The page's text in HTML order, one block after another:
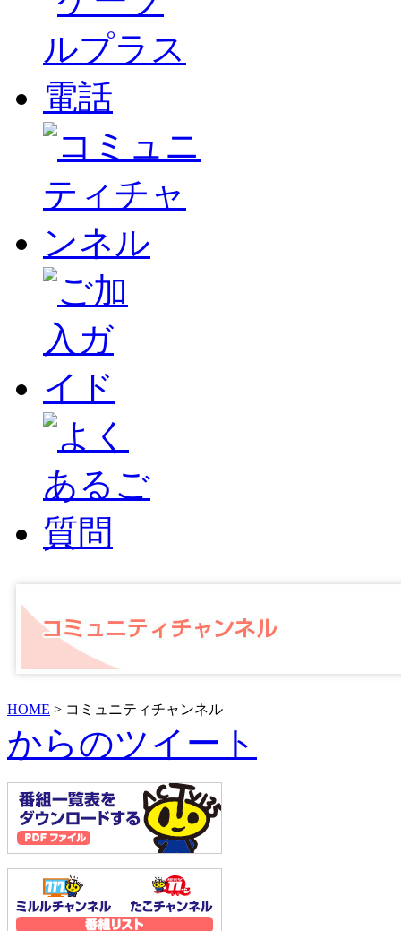
HOME > コミュニティチャンネル
からのツイート